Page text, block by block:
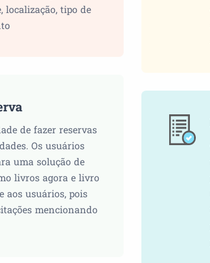
tipo de
de fazer reservas
Os usuários
uma solução de
livros agora e livro
aos usuários, pois
mencionando